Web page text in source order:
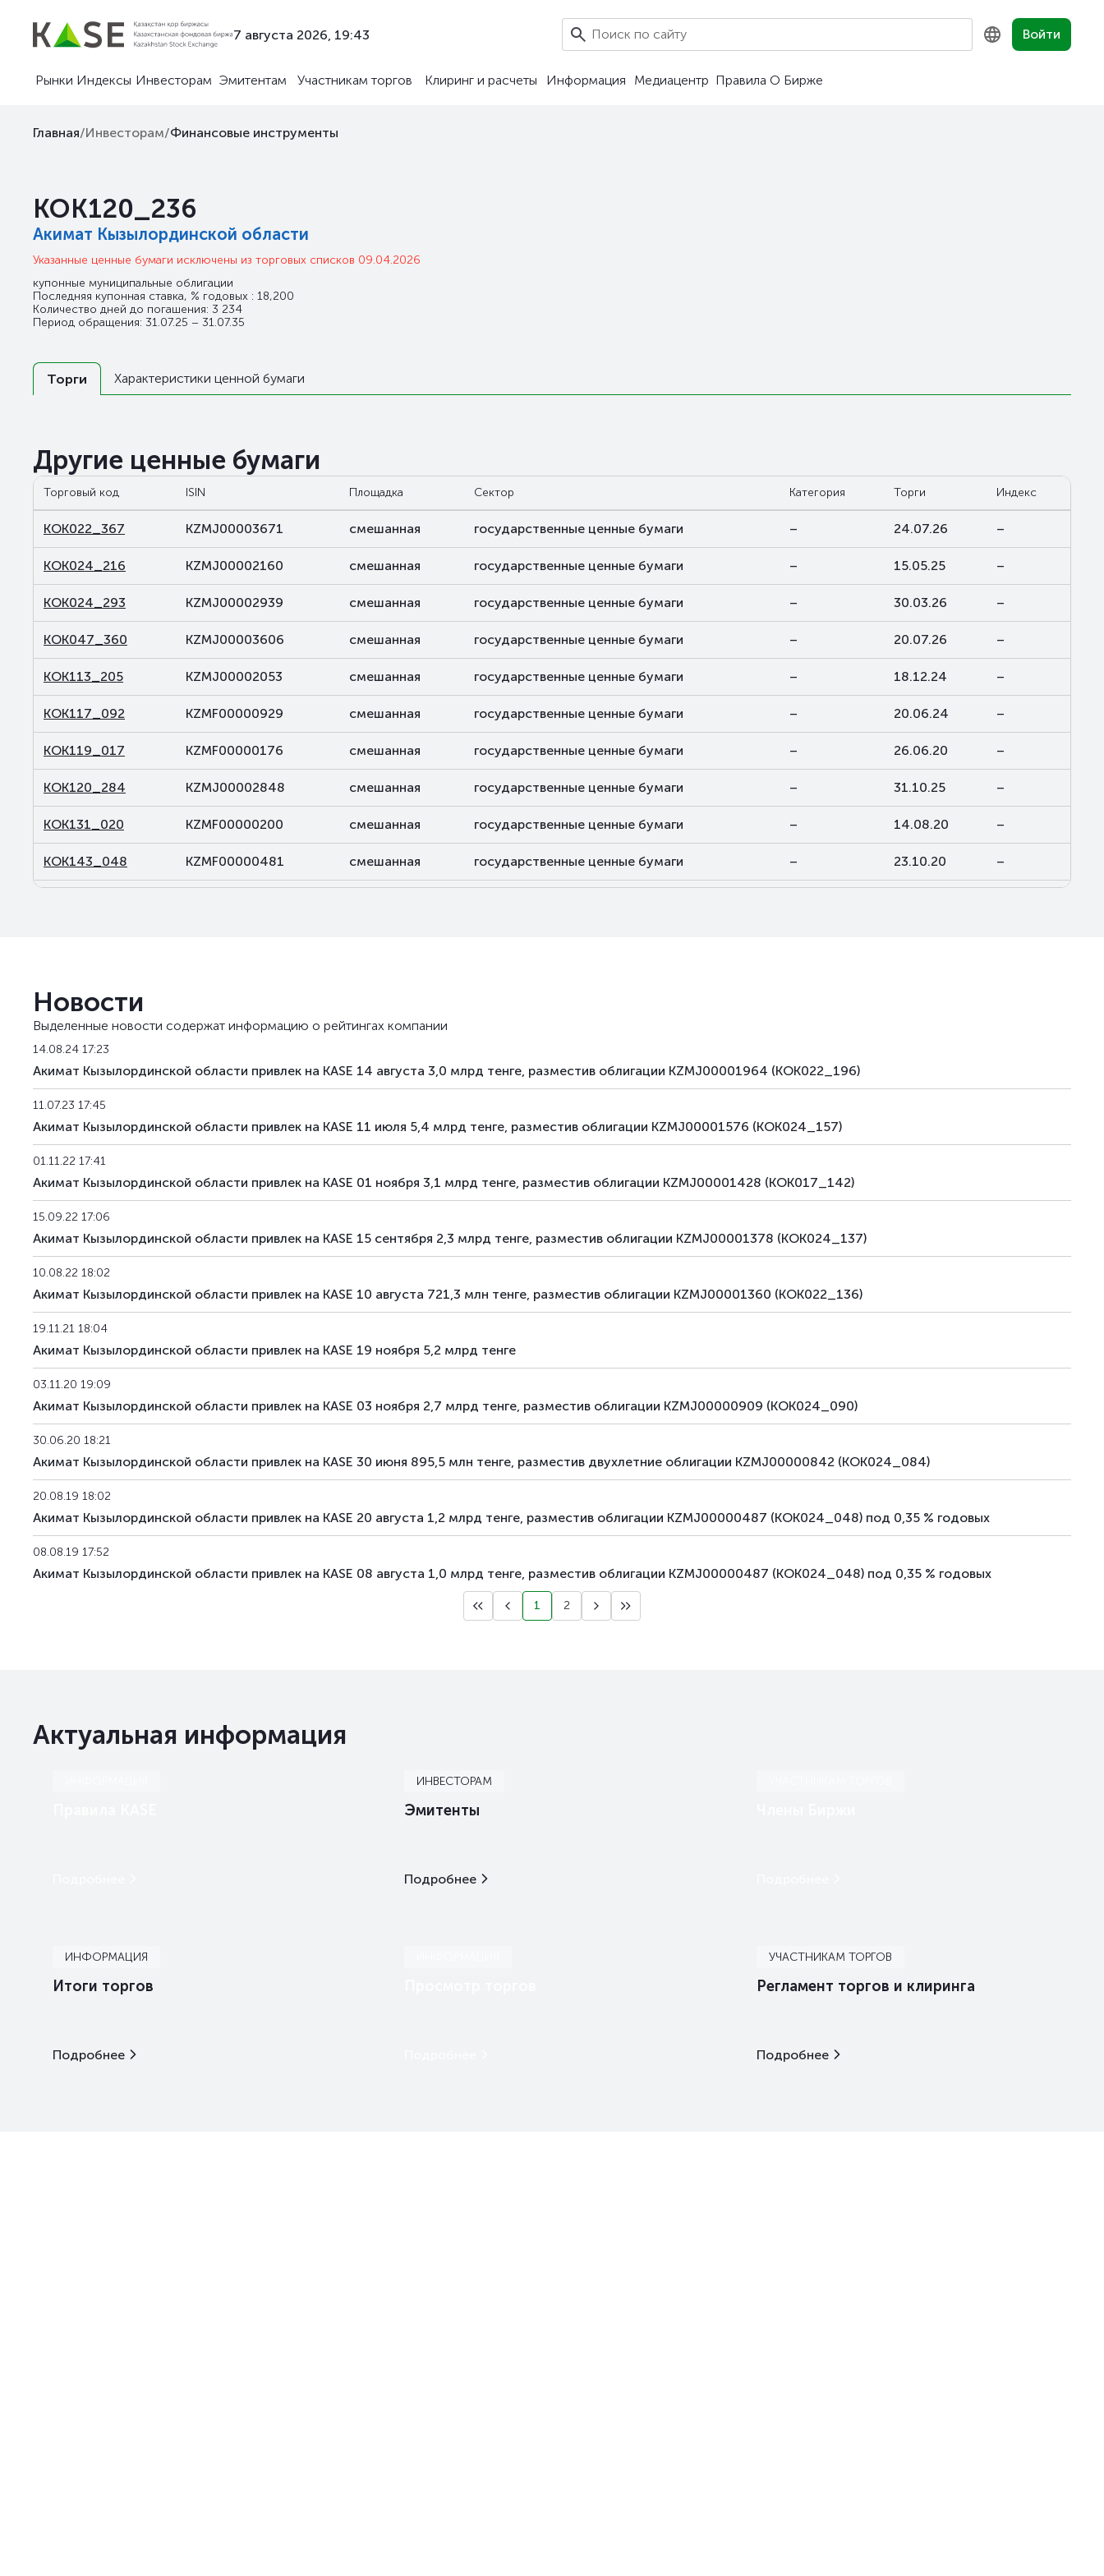
7 августа 2026, 19:43 Войти
Рынки Индексы Инвесторам Эмитентам Участникам торгов Клиринг и расчеты Информация Медиацентр Правила О Бирже
Главная/Инвесторам/Финансовые инструменты
KOK120_236
Акимат Кызылординской области
Указанные ценные бумаги исключены из торговых списков 09.04.2026
купонные муниципальные облигации
Последняя купонная ставка, % годовых : 18,200
Количество дней до погашения: 3 234
Период обращения: 31.07.25 – 31.07.35
Торги Характеристики ценной бумаги
Другие ценные бумаги
Торговый код ISIN Площадка Сектор Категория Торги Индекс
KOK022_367 KZMJ00003671 смешанная государственные ценные бумаги – 24.07.26 –
KOK024_216 KZMJ00002160 смешанная государственные ценные бумаги – 15.05.25 –
KOK024_293 KZMJ00002939 смешанная государственные ценные бумаги – 30.03.26 –
KOK047_360 KZMJ00003606 смешанная государственные ценные бумаги – 20.07.26 –
KOK113_205 KZMJ00002053 смешанная государственные ценные бумаги – 18.12.24 –
KOK117_092 KZMF00000929 смешанная государственные ценные бумаги – 20.06.24 –
KOK119_017 KZMF00000176 смешанная государственные ценные бумаги – 26.06.20 –
KOK120_284 KZMJ00002848 смешанная государственные ценные бумаги – 31.10.25 –
KOK131_020 KZMF00000200 смешанная государственные ценные бумаги – 14.08.20 –
KOK143_048 KZMF00000481 смешанная государственные ценные бумаги – 23.10.20 –
Новости
Выделенные новости содержат информацию о рейтингах компании
14.08.24 17:23
Акимат Кызылординской области привлек на KASE 14 августа 3,0 млрд тенге, разместив облигации KZMJ00001964 (KOK022_196)
11.07.23 17:45
Акимат Кызылординской области привлек на KASE 11 июля 5,4 млрд тенге, разместив облигации KZMJ00001576 (KOK024_157)
01.11.22 17:41
Акимат Кызылординской области привлек на KASE 01 ноября 3,1 млрд тенге, разместив облигации KZMJ00001428 (KOK017_142)
15.09.22 17:06
Акимат Кызылординской области привлек на KASE 15 сентября 2,3 млрд тенге, разместив облигации KZMJ00001378 (KOK024_137)
10.08.22 18:02
Акимат Кызылординской области привлек на KASE 10 августа 721,3 млн тенге, разместив облигации KZMJ00001360 (KOK022_136)
19.11.21 18:04
Акимат Кызылординской области привлек на KASE 19 ноября 5,2 млрд тенге
03.11.20 19:09
Акимат Кызылординской области привлек на KASE 03 ноября 2,7 млрд тенге, разместив облигации KZMJ00000909 (KOK024_090)
30.06.20 18:21
Акимат Кызылординской области привлек на KASE 30 июня 895,5 млн тенге, разместив двухлетние облигации KZMJ00000842 (KOK024_084)
20.08.19 18:02
Акимат Кызылординской области привлек на KASE 20 августа 1,2 млрд тенге, разместив облигации KZMJ00000487 (KOK024_048) под 0,35 % годовых
08.08.19 17:52
Акимат Кызылординской области привлек на KASE 08 августа 1,0 млрд тенге, разместив облигации KZMJ00000487 (KOK024_048) под 0,35 % годовых
1 2
Актуальная информация
ИНВЕСТОРАМ
Эмитенты
Подробнее
ИНФОРМАЦИЯ
Итоги торгов
Подробнее
УЧАСТНИКАМ ТОРГОВ
Регламент торгов и клиринга
Подробнее